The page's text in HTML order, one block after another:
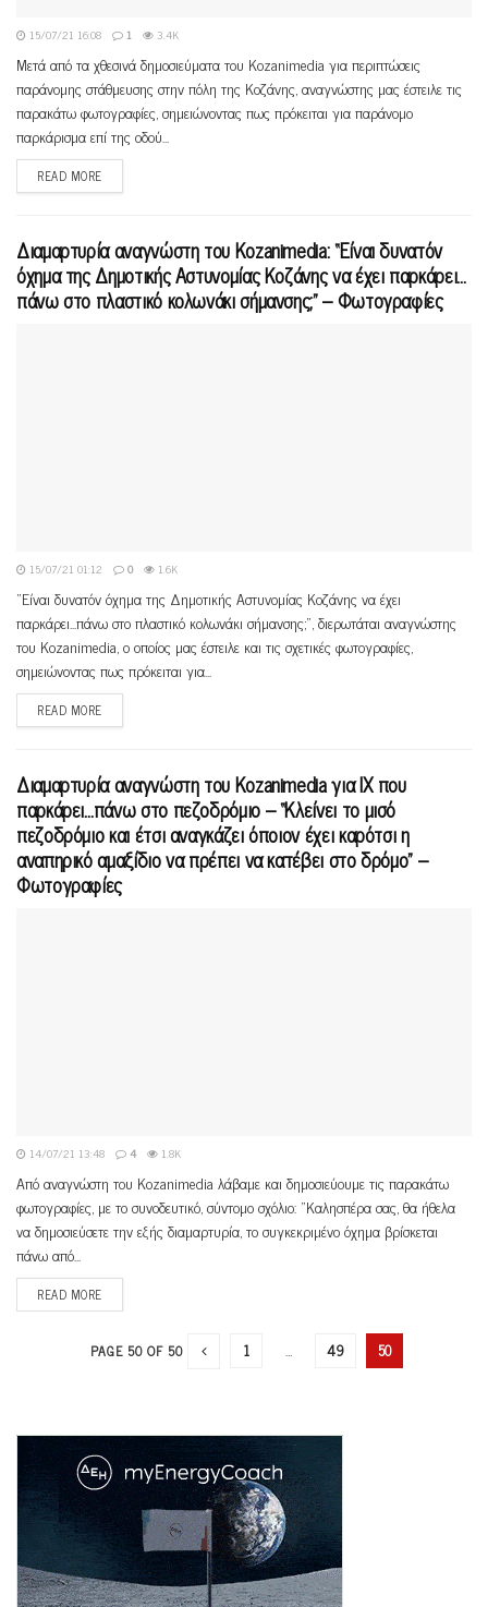
15/07/21 16:08 1 3.4K
Μετά από τα χθεσινά δημοσιεύματα του Kozanimedia για περιπτώσεις
παράνομης στάθμευσης στην πόλη της Κοζάνης, αναγνώστης μας έστειλε τις
παρακάτω φωτογραφίες, σημειώνοντας πως πρόκειται για παράνομο
παρκάρισμα επί της οδού...
READ MORE
Διαμαρτυρία αναγνώστη του Kozanimedia: “Είναι δυνατόν
όχημα της Δημοτικής Αστυνομίας Κοζάνης να έχει παρκάρει…
πάνω στο πλαστικό κολωνάκι σήμανσης;” – Φωτογραφίες
15/07/21 01:12 0 1.6K
"Είναι δυνατόν όχημα της Δημοτικής Αστυνομίας Κοζάνης να έχει
παρκάρει...πάνω στο πλαστικό κολωνάκι σήμανσης;", διερωτάται αναγνώστης
του Kozanimedia, ο οποίος μας έστειλε και τις σχετικές φωτογραφίες,
σημειώνοντας πως πρόκειται για...
READ MORE
Διαμαρτυρία αναγνώστη του Kozanimedia για ΙΧ που
παρκάρει…πάνω στο πεζοδρόμιο – “Κλείνει το μισό
πεζοδρόμιο και έτσι αναγκάζει όποιον έχει καρότσι η
αναπηρικό αμαξίδιο να πρέπει να κατέβει στο δρόμο” –
Φωτογραφίες
14/07/21 13:48 4 1.8K
Από αναγνώστη του Kozanimedia λάβαμε και δημοσιεύουμε τις παρακάτω
φωτογραφίες, με το συνοδευτικό, σύντομο σχόλιο: "Καλησπέρα σας, θα ήθελα
να δημοσιεύσετε την εξής διαμαρτυρία, το συγκεκριμένο όχημα βρίσκεται
πάνω από...
READ MORE
PAGE 50 OF 50 1 … 49 50